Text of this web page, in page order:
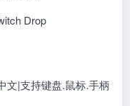
Drop
文|支持键盘.鼠标.手柄